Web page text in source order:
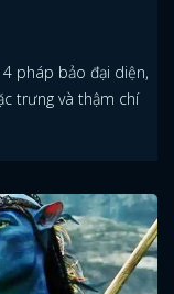
pháp bảo đại diện,
trưng và thậm chí